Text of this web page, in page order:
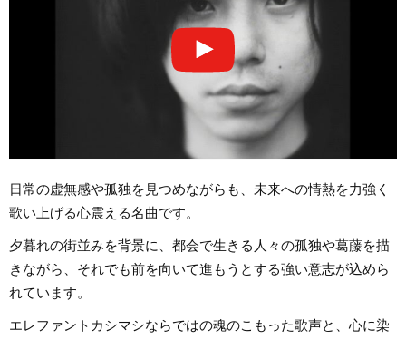
日常の虚無感や孤独を見つめながらも、未来への情熱を力強く
歌い上げる心震える名曲です。
夕暮れの街並みを背景に、都会で生きる人々の孤独や葛藤を描
きながら、それでも前を向いて進もうとする強い意志が込めら
れています。
エレファントカシマシならではの魂のこもった歌声と、心に染